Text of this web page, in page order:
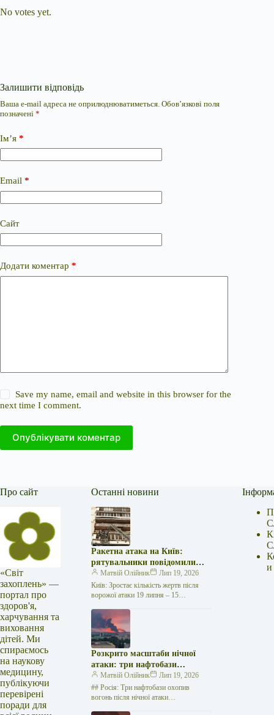
No votes yet.
Залишити відповідь
Ваша e-mail адреса не оприлюднюватиметься. Обов’язкові поля
позначені *
Ім’я *
Email *
Сайт
Додати коментар *
Save my name, email and website in this browser for the
next time I comment.
Опублікувати коментар
Про сайт
«Світ
захоплень» —
портал про
здоров'я,
харчування та
виховання
дітей. Ми
спираємось
на наукову
медицину,
публікуючи
перевірені
поради для
Останні новини
Ракетна атака на Київ:
рятувальники повідомили
про 15 поранених
Матвій Олійник
Лип 19, 2026
Київ: Зростає кількість жертв після
ворожої атаки 19 липня – 15
російської агресії, що сталася у
столиці…
Розкрито масштаби нічної
атаки: три нафтобази
палають у Ставрополі –
OSINT-аналіз
Матвій Олійник
Лип 19, 2026
## Росія: Три нафтобази охопив
вогонь після нічної атаки
и